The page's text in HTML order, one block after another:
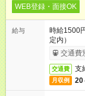
WEB登録・面接OK
給与
時給1500
定内）
交通費
交通費 支
月収例 20